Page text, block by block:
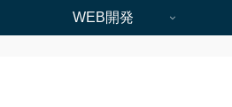
WEB開発